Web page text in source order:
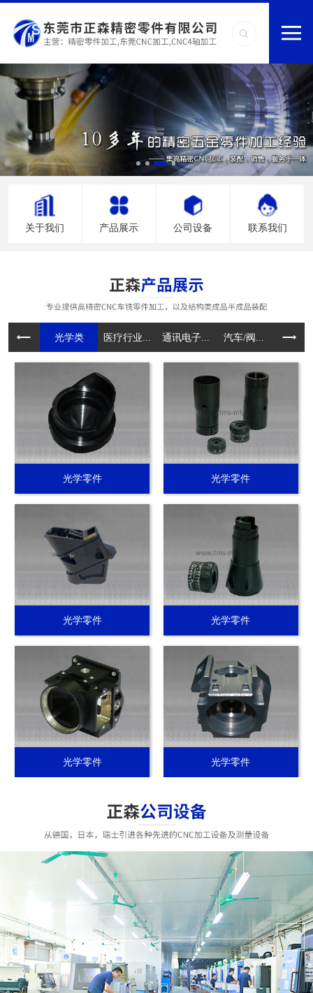
关于我们 产品展示 公司设备 联系我们
光学类 医疗行业... 通讯电子... 汽车/阀... 电动工
光学零件 光学零件
光学零件 光学零件
光学零件 光学零件